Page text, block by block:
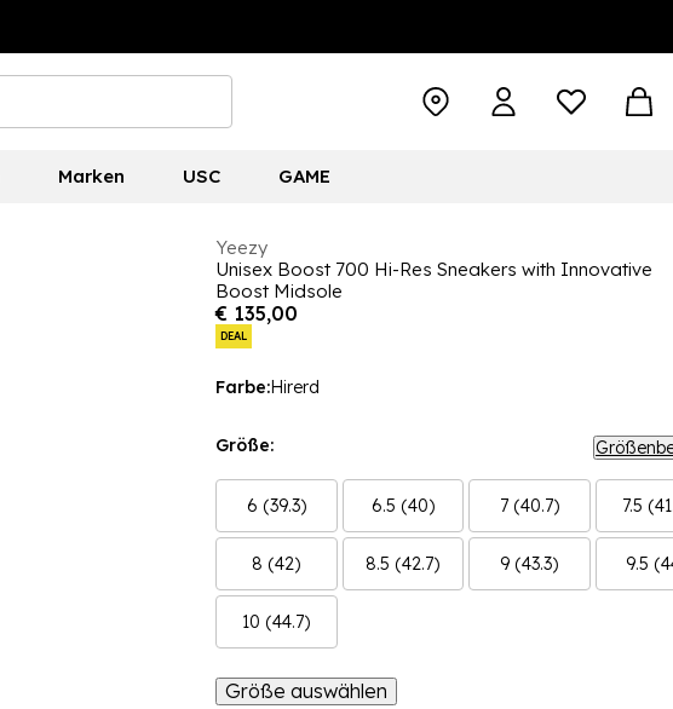
Marken USC GAME
Yeezy
Unisex Boost 700 Hi-Res Sneakers with Innovative
Boost Midsole
€ 135,00
DEAL
Farbe:Hirerd
Größe:
6 (39.3) 6.5 (40) 7 (40.7) 7.5
8 (42) 8.5 (42.7) 9 (43.3) 9.5
10 (44.7)
Größe auswählen